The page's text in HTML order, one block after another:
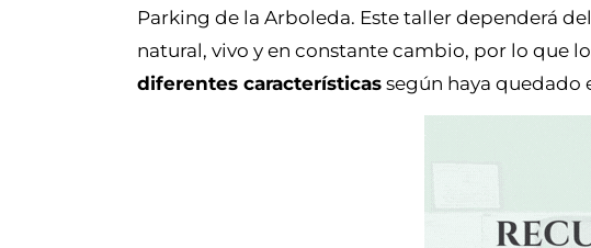
Parking de la Arboleda. Este taller dependerá
natural, vivo y en constante cambio, por lo que
diferentes características según haya quedado